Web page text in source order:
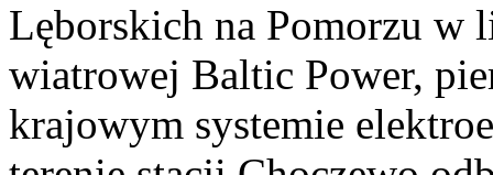
Lęborskich na Pomorzu w
wiatrowej Baltic Power,
krajowym systemie